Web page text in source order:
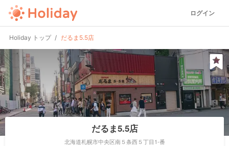
ログイン
Holiday トップ だるま5.5店
だるま5.5店
北海道札幌市中央区南５条西５丁目1-番